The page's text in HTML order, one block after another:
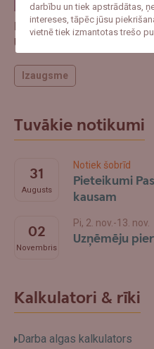
Latvijas uzņēmēji
Uzņēmējdarbības
Izaugsme
Tuvākie notikumi
31
Augusts
Notiek šobrīd
Pieteikumi
kausam
02
Novembris
Pi, 2. nov.-13. nov.
Uzņēmēju
Kalkulatori & rīki
Darba algas kalkulators
darbību un tiek apstrādātas,
intereses, tāpēc jūsu
vietnē tiek izmantotas trešo